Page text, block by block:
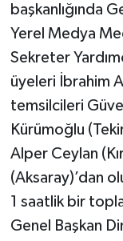
başkanlığında
Yerel Medya
Sekreter
üyeleri İbrahim
temsilcileri
Kürümoğlu
Alper Ceylan
(Aksaray)’dan
1 saatlik bir
Genel Başkan